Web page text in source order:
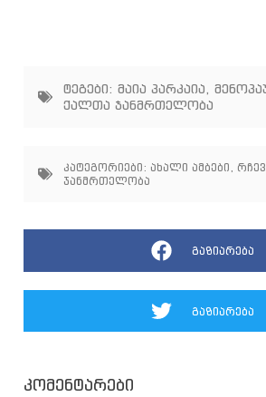
ტეგები: მაია პარკაია,
ქალთა ჯანმრთელობა
კატეგორიები: ახალი ამბები ,
ჯანმრთელობა
გაზიარება
გაზიარება
კომენტარები